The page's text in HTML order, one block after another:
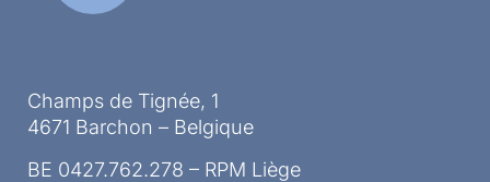
Champs de Tignée, 1
4671 Barchon – Belgique
BE 0427.762.278 – RPM Liège